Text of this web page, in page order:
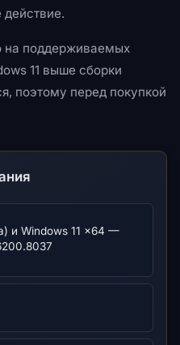
на поддерживаемых
11 выше сборки
поэтому перед покупкой
и Windows 11 x64 —